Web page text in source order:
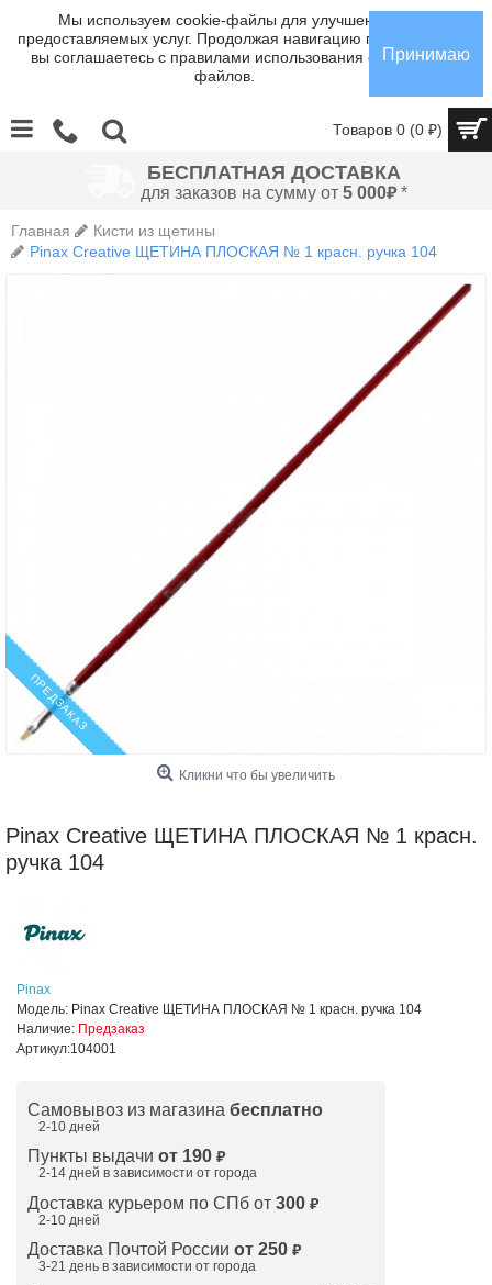
Мы используем cookie-файлы для улучшения
предоставляемых услуг. Продолжая навигацию по сайту,
вы соглашаетесь с правилами использования cookie-
файлов.
Принимаю
Товаров 0 (0 ₽)
БЕСПЛАТНАЯ ДОСТАВКА
для заказов на сумму от 5 000₽*
Главная
Кисти из щетины
Pinax Creative ЩЕТИНА ПЛОСКАЯ № 1 красн. ручка 104
ПРЕДЗАКАЗ
Кликни что бы увеличить
Pinax Creative ЩЕТИНА ПЛОСКАЯ № 1 красн.
ручка 104
Pinax
Модель: Pinax Creative ЩЕТИНА ПЛОСКАЯ № 1 красн. ручка 104
Наличие: Предзаказ
Артикул:104001
Самовывоз из магазина бесплатно
2-10 дней
Пункты выдачи от 190 ₽
2-14 дней в зависимости от города
Доставка курьером по СПб от 300 ₽
2-10 дней
Доставка Почтой России от 250 ₽
3-21 день в зависимости от города